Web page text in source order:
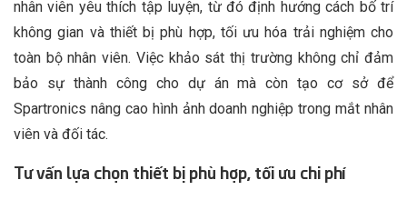
nhân viên yêu thích tập luyện, từ đó định hướng cách bố trí
không gian và thiết bị phù hợp, tối ưu hóa trải nghiệm cho
toàn bộ nhân viên. Việc khảo sát thị trường không chỉ đảm
bảo sự thành công cho dự án mà còn tạo cơ sở để
Spartronics nâng cao hình ảnh doanh nghiệp trong mắt nhân
viên và đối tác.
Tư vấn lựa chọn thiết bị phù hợp, tối ưu chi phí